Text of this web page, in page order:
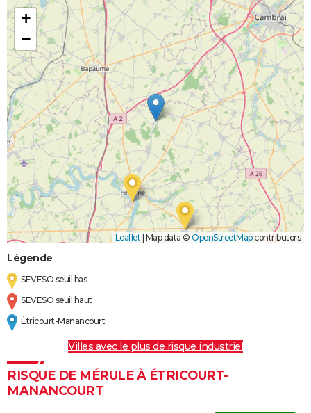
+
−
Leaflet Map data © OpenStreetMapcontributors
Légende
SEVESO seuil bas
SEVESO seuil haut
Étricourt-Manancourt
Villes avec le plus de risque industriel
RISQUE DE MÉRULE À ÉTRICOURT-
MANANCOURT